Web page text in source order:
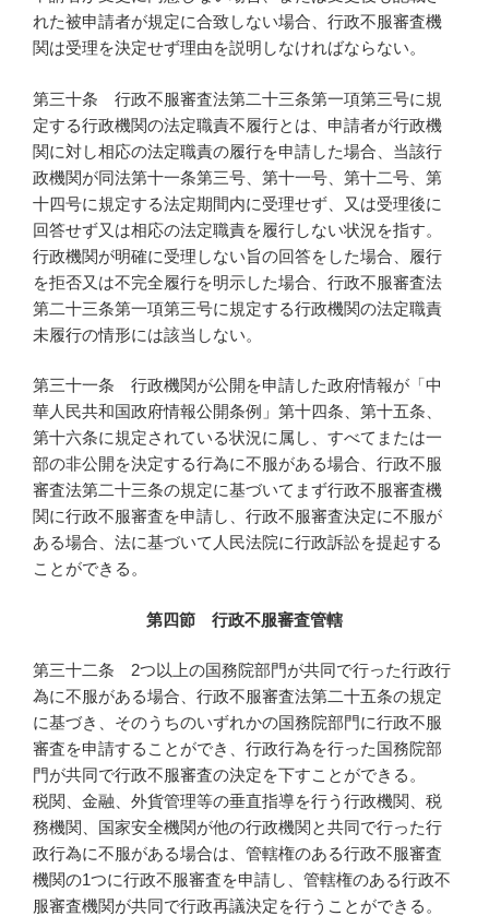
れた被申請者が規定に合致しない場合、行政不服審査機
関は受理を決定せず理由を説明しなければならない。
第三十条 行政不服審査法第二十三条第一項第三号に規
定する行政機関の法定職責不履行とは、申請者が行政機
関に対し相応の法定職責の履行を申請した場合、当該行
政機関が同法第十一条第三号、第十一号、第十二号、第
十四号に規定する法定期間内に受理せず、又は受理後に
回答せず又は相応の法定職責を履行しない状況を指す。
行政機関が明確に受理しない旨の回答をした場合、履行
を拒否又は不完全履行を明示した場合、行政不服審査法
第二十三条第一項第三号に規定する行政機関の法定職責
未履行の情形には該当しない。
第三十一条 行政機関が公開を申請した政府情報が「中
華人民共和国政府情報公開条例」第十四条、第十五条、
第十六条に規定されている状況に属し、すべてまたは一
部の非公開を決定する行為に不服がある場合、行政不服
審査法第二十三条の規定に基づいてまず行政不服審査機
関に行政不服審査を申請し、行政不服審査決定に不服が
ある場合、法に基づいて人民法院に行政訴訟を提起する
ことができる。
第四節 行政不服審査管轄
第三十二条 2つ以上の国務院部門が共同で行った行政行
為に不服がある場合、行政不服審査法第二十五条の規定
に基づき、そのうちのいずれかの国務院部門に行政不服
審査を申請することができ、行政行為を行った国務院部
門が共同で行政不服審査の決定を下すことができる。
税関、金融、外貨管理等の垂直指導を行う行政機関、税
務機関、国家安全機関が他の行政機関と共同で行った行
政行為に不服がある場合は、管轄権のある行政不服審査
機関の1つに行政不服審査を申請し、管轄権のある行政不
服審査機関が共同で行政再議決定を行うことができる。